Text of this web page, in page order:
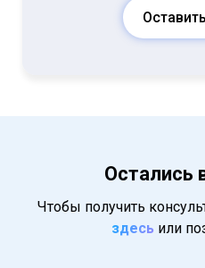
Остались
Чтобы получить
здесь или